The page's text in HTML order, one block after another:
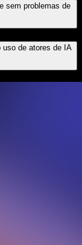
sem problemas de
uso de atores de IA